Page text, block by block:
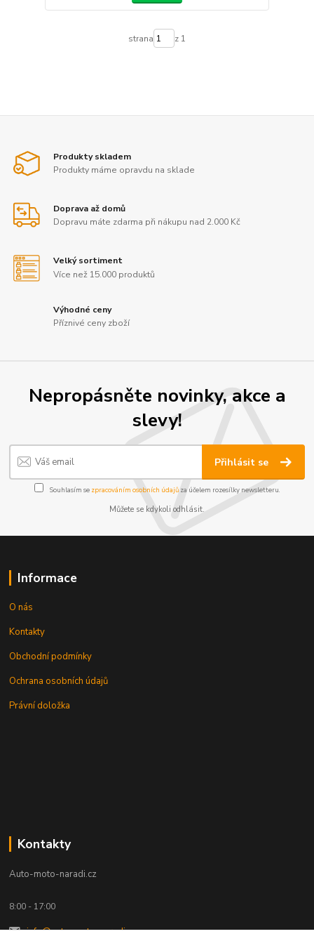
strana z 1
Produkty skladem
Produkty máme opravdu na sklade
Doprava až domů
Dopravu máte zdarma při nákupu nad 2.000 Kč
Velký sortiment
Více než 15.000 produktů
Výhodné ceny
Příznivé ceny zboží
Nepropásněte novinky, akce a
slevy!
Přihlásit se
Souhlasím se zpracováním osobních údajůza účelem rozesílky newsletteru.
Můžete se kdykoli odhlásit.
Informace
O nás
Kontakty
Obchodní podmínky
Ochrana osobních údajů
Právní doložka
Kontakty
Auto-moto-naradi.cz
8:00 - 17:00
info@auto-moto-naradi.cz